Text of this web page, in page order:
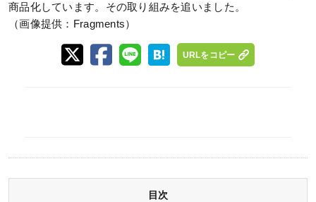
商品化しています。その取り組みを追いました。
（画像提供：Fragments）
URLをコピー
目次